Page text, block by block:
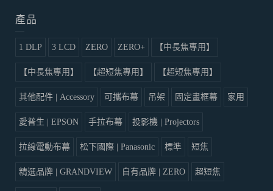
產品
1 DLP 3 LCD ZERO ZERO+ 【中長焦專用】
【中長焦專用】 【超短焦專用】 【超短焦專用】
其他配件 | Accessory 可攜布幕 吊架 固定畫框幕 家用
愛普生 | EPSON 手拉布幕 投影機 | Projectors
拉線電動布幕 松下國際 | Panasonic 標準 短焦
精選品牌 | GRANDVIEW 自有品牌 | ZERO 超短焦